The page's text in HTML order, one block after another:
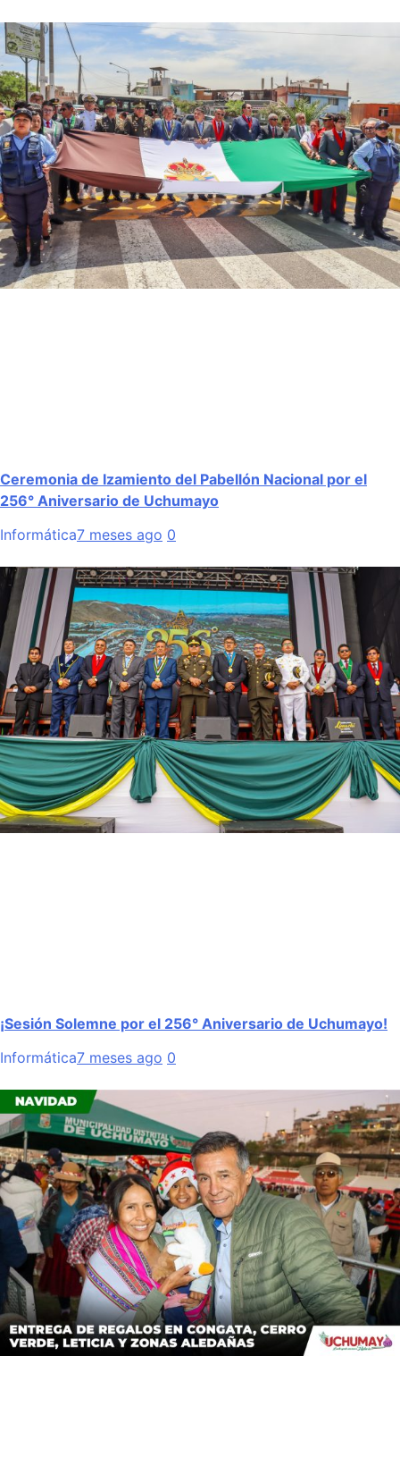
Ceremonia de Izamiento del Pabellón Nacional por el
256° Aniversario de Uchumayo
Informática7 meses ago 0
¡Sesión Solemne por el 256° Aniversario de Uchumayo!
Informática7 meses ago 0